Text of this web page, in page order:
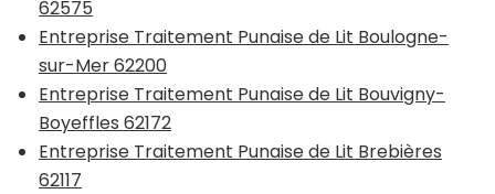
62575
Entreprise Traitement Punaise de Lit Boulogne-
sur-Mer 62200
Entreprise Traitement Punaise de Lit Bouvigny-
Boyeffles 62172
Entreprise Traitement Punaise de Lit Brebières
62117